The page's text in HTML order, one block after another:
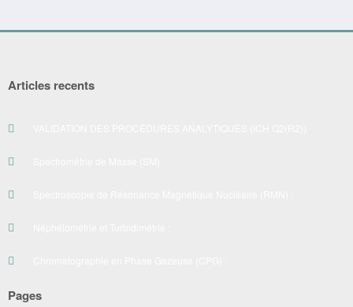
Articles recents
Pages